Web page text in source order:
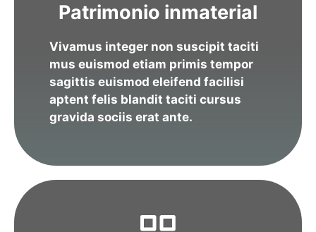
Patrimonio inmaterial
Vivamus integer non suscipit taciti
mus euismod etiam primis tempor
sagittis euismod eleifend facilisi
aptent felis blandit taciti cursus
gravida sociis erat ante.